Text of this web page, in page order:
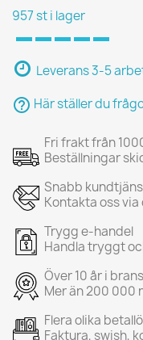
957 st i lager
Leverans 3-5
help_outline Här ställer du
Fri frakt från
Beställningar
Snabb
Kontakta oss
Trygg e-handel
Handla tryggt
Över 10 år i
Mer än 200 000
Flera olika
Faktura, swish,